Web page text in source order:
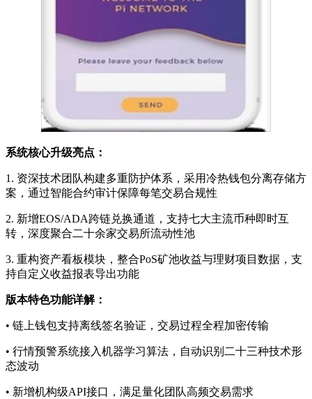
系统核心升级亮点：
1. 资深技术团队构建多重防护体系，采用冷热钱包分离存储方
案，通过智能合约审计保障每笔交易合规性
2. 新增EOS/ADA跨链兑换通道，支持七大主流币种即时互
转，深度聚合二十余家交易所流动性池
3. 重构资产看板模块，整合PoS矿池收益与理财项目数据，支
持自定义收益报表导出功能
版本特色功能详解：
• 链上钱包支持离线签名验证，交易过程全程加密传输
• 行情预警系统接入机器学习算法，自动识别二十三种技术形
态波动
• 新增机构级API接口，满足量化团队高频交易需求